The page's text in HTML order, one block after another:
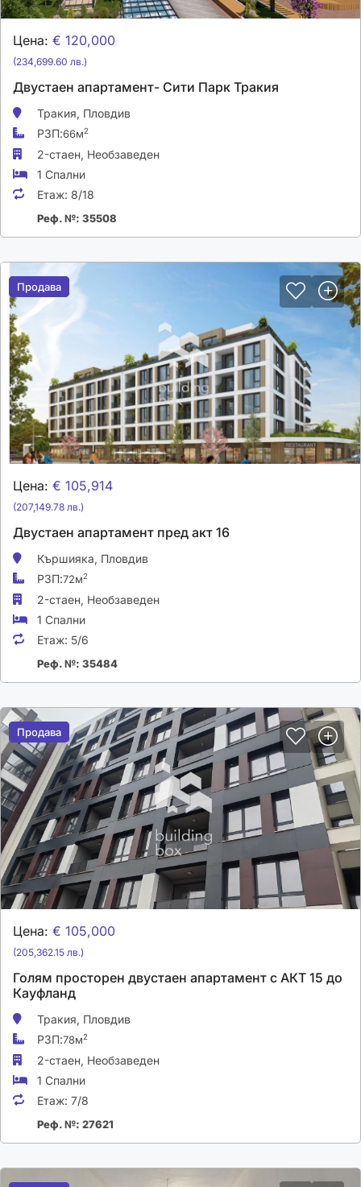
Цена: € 120,000
(234,699.60 лв.)
Двустаен апартамент- Сити Парк Тракия
Тракия, Пловдив
РЗП:66м2
2-стаен, Необзаведен
1 Спални
Етаж: 8/18
Реф. №: 35508
Продава
Продава
Цена: € 105,914
(207,149.78 лв.)
Двустаен апартамент пред акт 16
Кършияка, Пловдив
РЗП:72м2
2-стаен, Необзаведен
1 Спални
Етаж: 5/6
Реф. №: 35484
Продава
Продава
Цена: € 105,000
(205,362.15 лв.)
Голям просторен двустаен апартамент с АКТ 15 до
Кауфланд
Тракия, Пловдив
РЗП:78м2
2-стаен, Необзаведен
1 Спални
Етаж: 7/8
Реф. №: 27621